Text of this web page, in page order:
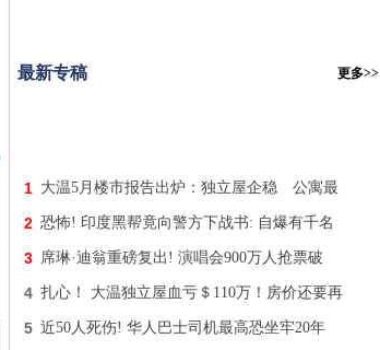
最新专稿 更多>>
1 大温5月楼市报告出炉：独立屋企稳 公寓最
2 恐怖! 印度黑帮竟向警方下战书: 自爆有千名
3 席琳·迪翁重磅复出! 演唱会900万人抢票破
4 扎心！ 大温独立屋血亏＄110万！房价还要再
5 近50人死伤! 华人巴士司机最高恐坐牢20年